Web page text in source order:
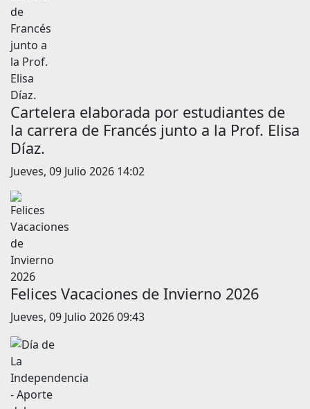
Cartelera elaborada por estudiantes de
la carrera de Francés junto a la Prof. Elisa
Díaz.
Jueves, 09 Julio 2026 14:02
Felices Vacaciones de Invierno 2026
Jueves, 09 Julio 2026 09:43